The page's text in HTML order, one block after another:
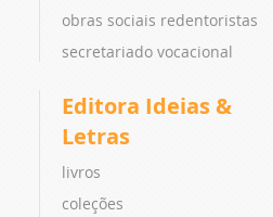
obras sociais redentoristas
secretariado vocacional
Editora Ideias &
Letras
livros
coleções